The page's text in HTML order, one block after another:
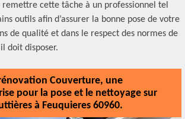
cette tâche à un professionnel tel
outils afin d’assurer la bonne pose de votre
de qualité et dans le respect des normes de
doit disposer.
Couverture, une
pour la pose et le nettoyage sur
à Feuquieres 60960.